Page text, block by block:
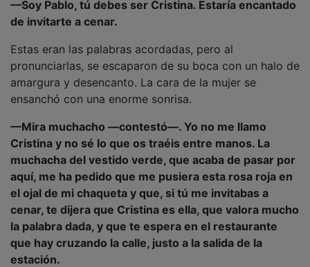
de invitarte a cenar.
pronunciarlas, se escaparon de su boca con un halo de
amargura y desencanto. La cara de la mujer se
ensanchó con una enorme sonrisa.
Cristina y no sé lo que os traéis entre manos. La
muchacha del vestido verde, que acaba de pasar por
aquí, me ha pedido que me pusiera esta rosa roja en
el ojal de mi chaqueta y que, si tú me invitabas a
cenar, te dijera que Cristina es ella, que valora mucho
la palabra dada, y que te espera en el restaurante
que hay cruzando la calle, justo a la salida de la
estación.